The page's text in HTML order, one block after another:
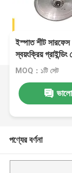
ইস্পাত শীট সারফেস
স্বয়ংক্রিয় গ্রাইন্ডিং
MOQ：১টি সেট
পণ্যের বর্ণনা